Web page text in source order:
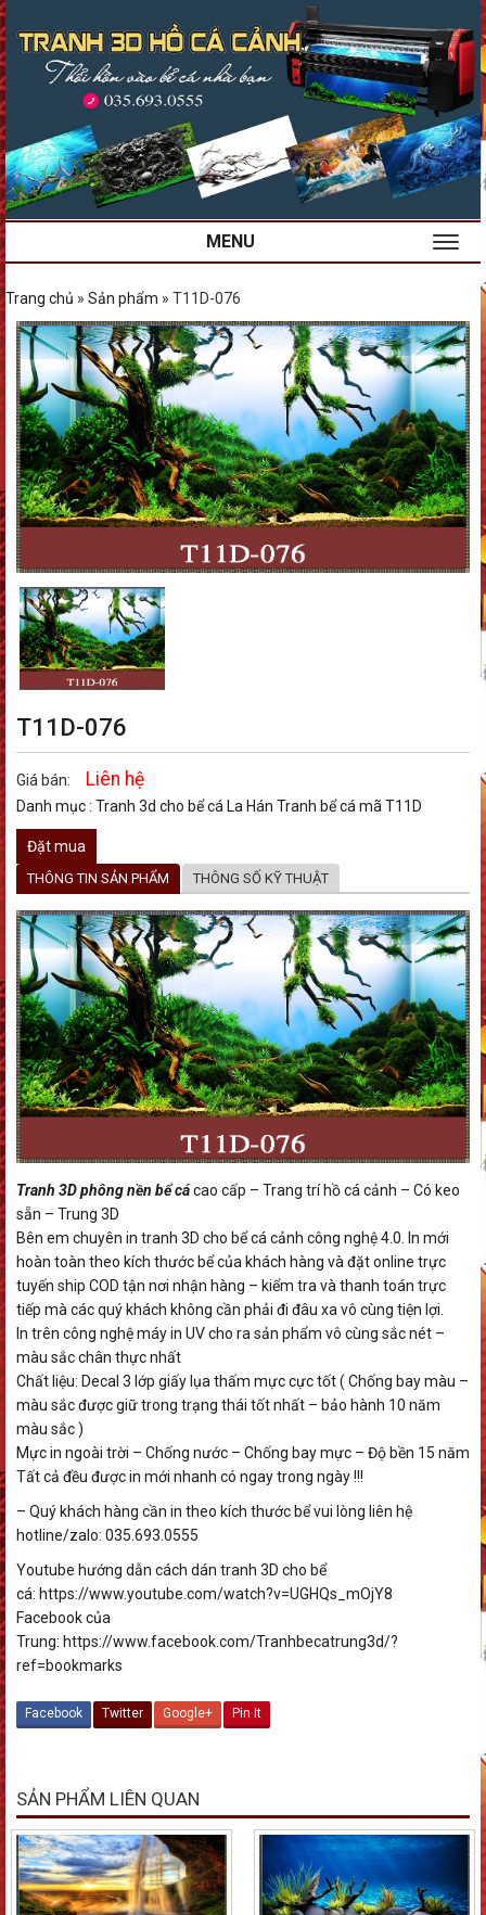
MENU
Trang chủ » Sản phẩm » T11D-076
T11D-076
Giá bán: Liên hệ
Danh mục : Tranh 3d cho bể cá La Hán Tranh bể cá mã T11D
Đặt mua
THÔNG TIN SẢN PHẨM THÔNG SỐ KỸ THUẬT
Tranh 3D phông nền bể cácao cấp – Trang trí hồ cá cảnh – Có keo
sẵn – Trung 3D
Bên em chuyên in tranh 3D cho bể cá cảnh công nghệ 4.0. In mới
hoàn toàn theo kích thước bể của khách hàng và đặt online trực
tuyến ship COD tận nơi nhận hàng – kiểm tra và thanh toán trực
tiếp mà các quý khách không cần phải đi đâu xa vô cùng tiện lợi.
In trên công nghệ máy in UV cho ra sản phẩm vô cùng sắc nét –
màu sắc chân thực nhất
Chất liệu: Decal 3 lớp giấy lụa thấm mực cực tốt ( Chống bay màu –
màu sắc được giữ trong trạng thái tốt nhất – bảo hành 10 năm
màu sắc )
Mực in ngoài trời – Chống nước – Chống bay mực – Độ bền 15 năm
Tất cả đều được in mới nhanh có ngay trong ngày !!!
– Quý khách hàng cần in theo kích thước bể vui lòng liên hệ
hotline/zalo: 035.693.0555
Youtube hướng dẫn cách dán tranh 3D cho bể
cá: https://www.youtube.com/watch?v=UGHQs_mOjY8
Facebook của
Trung: https://www.facebook.com/Tranhbecatrung3d/?
ref=bookmarks
Facebook Twitter Google+ Pin It
SẢN PHẨM LIÊN QUAN